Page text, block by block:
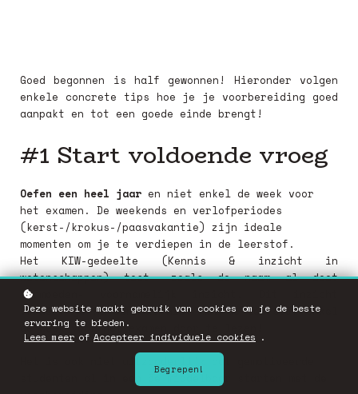
Goed begonnen is half gewonnen! Hieronder volgen
enkele concrete tips hoe je je voorbereiding goed
aanpakt en tot een goede einde brengt!
#1 Start voldoende vroeg
Oefen een heel jaar en niet enkel de week voor
het examen. De weekends en verlofperiodes
(kerst-/krokus-/paasvakantie) zijn ideale
momenten om je te verdiepen in de leerstof.
Het KIW-gedeelte (Kennis & inzicht in
wetenschappen) test -zoals de naam al doet
vermoeden- voornamelijk inzicht. Dit inzicht
verwerf je nu eenmaal niet met de leerstof enkel
de week voor het examen door te lezen!
Het is ook niet uitzonderlijk dat gemotiveerde
studenten al in een 5e middelbaar starten met de
Deze website maakt gebruik van cookies om je de beste
ervaring te bieden.
Lees meer of Accepteer individuele cookies .
Begrepen!